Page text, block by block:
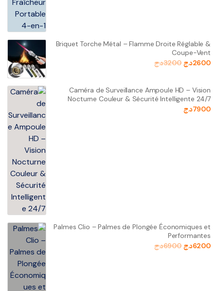
Briquet Torche Métal – Flamme Droite Réglable &
Coupe-Vent
2600د.ج 3200د.ج
Caméra de Surveillance Ampoule HD – Vision
Nocturne Couleur & Sécurité Intelligente 24/7
7900د.ج
Palmes Clio – Palmes de Plongée Économiques et
Performantes
6200د.ج 6900د.ج